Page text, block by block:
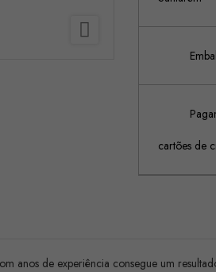

cartões de
anos de experiência consegue um